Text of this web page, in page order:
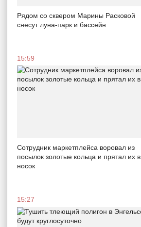
Рядом со сквером Марины Расковой
снесут луна-парк и бассейн
15:59
Сотрудник маркетплейса воровал из
посылок золотые кольца и прятал их в
носок
15:27